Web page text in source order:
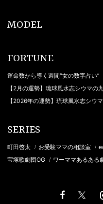
MODEL
FORTUNE
運命数から導く週間“女の数字占い”
【2月の運勢】琉球風水志シウマの
【2026年の運勢】琉球風水志シウ
SERIES
町田啓太 / お受験ママの相談室 /
宝塚歌劇団OG / ワーママあるある